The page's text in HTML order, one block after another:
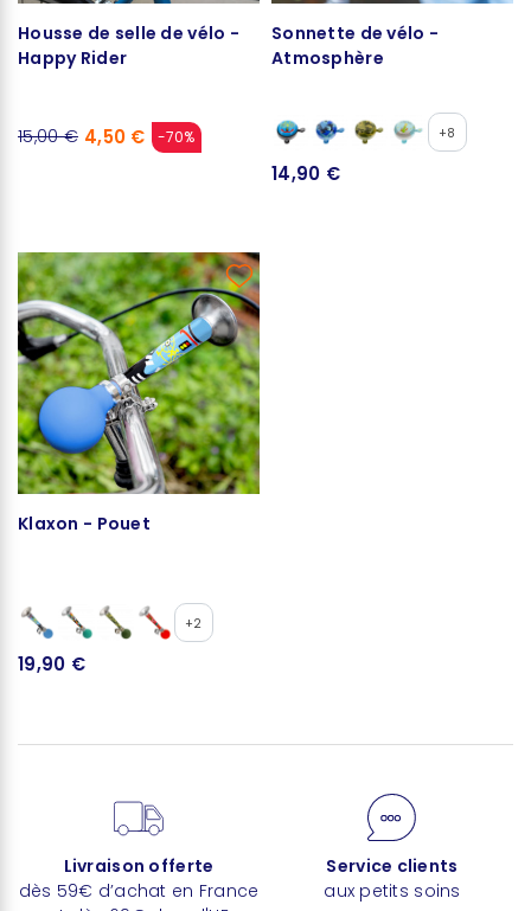
Housse de selle de vélo -
Happy Rider
15,00 € 4,50 € -70%
Sonnette de vélo -
Atmosphère
+8
14,90 €
Klaxon - Pouet
+2
19,90 €
Livraison offerte
dès 59€ d’achat en France
Service clients
aux petits soins